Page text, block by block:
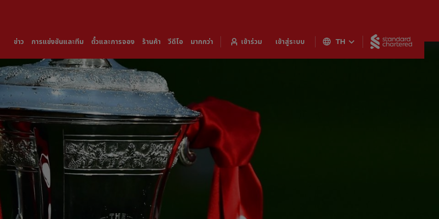
ข่าว การแข่งขันและทีม ตั๋วและการจอง ร้านค้า วีดีโอ มากกว่า เข้าร่วม เข้าสู่ระบบ TH